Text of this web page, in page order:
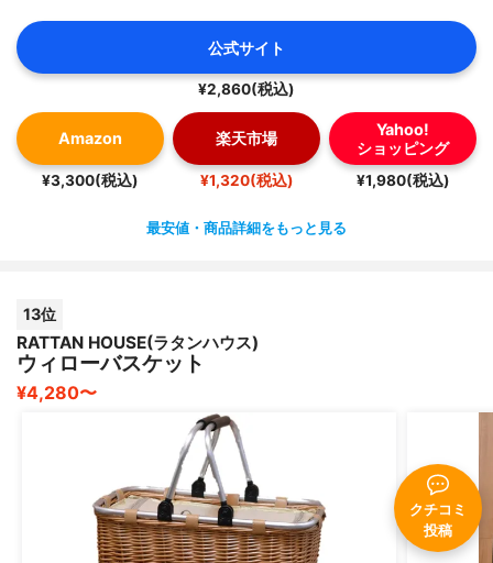
クチコミ
投稿
公式サイト
¥2,860(税込)
Amazon
¥3,300(税込)
楽天市場
¥1,320(税込)
Yahoo!
ショッピング
¥1,980(税込)
最安値・商品詳細をもっと見る
13位
RATTAN HOUSE(ラタンハウス)
ウィローバスケット
¥4,280〜